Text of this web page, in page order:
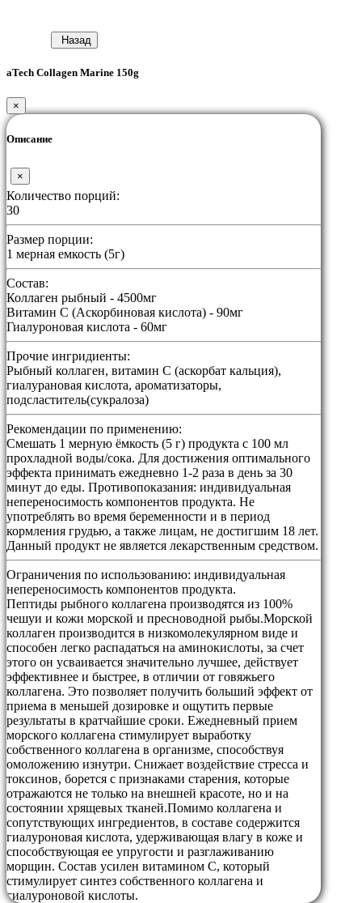
Назад
aTech Collagen Marine 150g
×
Описание
×
Количество порций:
30
Размер порции:
1 мерная емкость (5г)
Состав:
Коллаген рыбный - 4500мг
Витамин С (Аскорбиновая кислота) - 90мг
Гиалуроновая кислота - 60мг
Прочие ингридиенты:
Рыбный коллаген, витамин С (аскорбат кальция),
гиалурановая кислота, ароматизаторы,
подсластитель(сукралоза)
Рекомендации по применению:
Смешать 1 мерную ёмкость (5 г) продукта с 100 мл
прохладной воды/сока. Для достижения оптимального
эффекта принимать ежедневно 1-2 раза в день за 30
минут до еды. Противопоказания: индивидуальная
непереносимость компонентов продукта. Не
употреблять во время беременности и в период
кормления грудью, а также лицам, не достигшим 18 лет.
Данный продукт не является лекарственным средством.
Ограничения по использованию: индивидуальная
непереносимость компонентов продукта.
Пептиды рыбного коллагена производятся из 100%
чешуи и кожи морской и пресноводной рыбы.Морской
коллаген производится в низкомолекулярном виде и
способен легко распадаться на аминокислоты, за счет
этого он усваивается значительно лучшее, действует
эффективнее и быстрее, в отличии от говяжьего
коллагена. Это позволяет получить больший эффект от
приема в меньшей дозировке и ощутить первые
результаты в кратчайшие сроки. Ежедневный прием
морского коллагена стимулирует выработку
собственного коллагена в организме, способствуя
омоложению изнутри. Снижает воздействие стресса и
токсинов, борется с признаками старения, которые
отражаются не только на внешней красоте, но и на
состоянии хрящевых тканей.Помимо коллагена и
сопутствующих ингредиентов, в составе содержится
гиалуроновая кислота, удерживающая влагу в коже и
способствующая ее упругости и разглаживанию
морщин. Состав усилен витамином С, который
стимулирует синтез собственного коллагена и
гиалуроновой кислоты.